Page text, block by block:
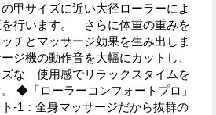
甲サイズに近い大径ローラーによ
を行います。 さらに体重の重みを
チとマッサージ効果を生み出しま
ジ機の動作音を大幅にカットし、
な 使用感でリラックスタイムを
◆「ローラーコンフォートプロ」
-1：全身マッサージだから抜群の